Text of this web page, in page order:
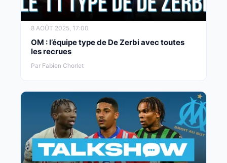
8 AOÛT 2025, 17:00
OM : l’équipe type de De Zerbi avec toutes
les recrues
Par Fabien Chorlet